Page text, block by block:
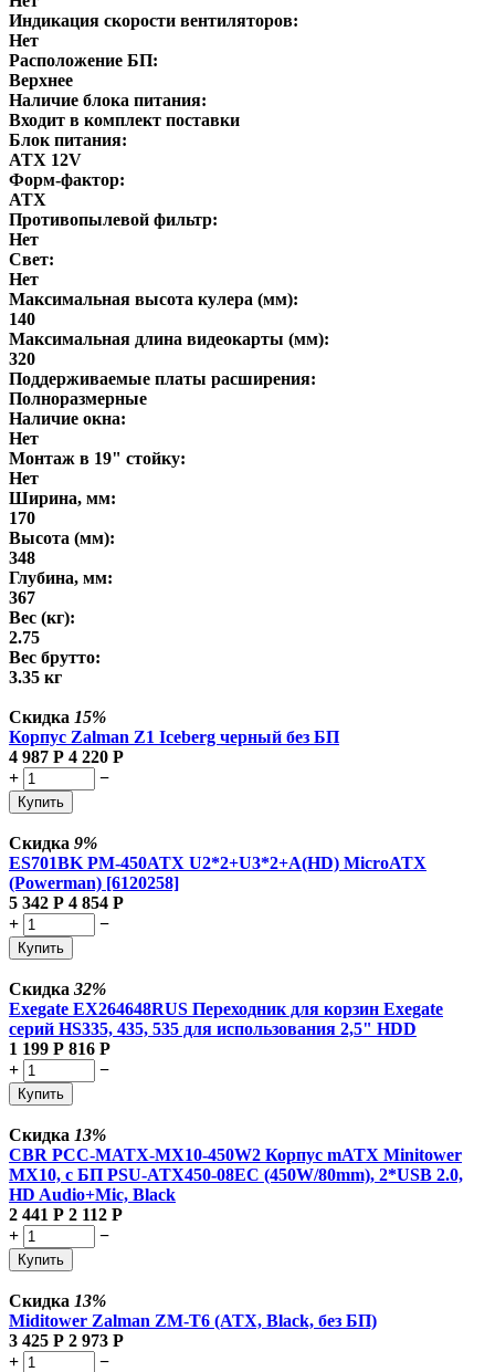
Индикация скорости вентиляторов:
Нет
Расположение БП:
Верхнее
Наличие блока питания:
Входит в комплект поставки
Блок питания:
ATX 12V
Форм-фактор:
ATX
Противопылевой фильтр:
Нет
Свет:
Нет
Максимальная высота кулера (мм):
140
Максимальная длина видеокарты (мм):
320
Поддерживаемые платы расширения:
Полноразмерные
Наличие окна:
Нет
Монтаж в 19" стойку:
Нет
Ширина, мм:
170
Высота (мм):
348
Глубина, мм:
367
Вес (кг):
2.75
Вес брутто:
3.35 кг
Скидка 15%
Корпус Zalman Z1 Iceberg черный без БП
4 987 Р 4 220 Р
+
−
Купить
Скидка 9%
ES701BK PM-450ATX U2*2+U3*2+A(HD) MicroATX
(Powerman) [6120258]
5 342 Р 4 854 Р
+
−
Купить
Скидка 32%
Exegate EX264648RUS Переходник для корзин Exegate
серий HS335, 435, 535 для использования 2,5" HDD
1 199 Р 816 Р
+
−
Купить
Скидка 13%
CBR PCC-MATX-MX10-450W2 Корпус mATX Minitower
MX10, c БП PSU-ATX450-08EC (450W/80mm), 2*USB 2.0,
HD Audio+Mic, Black
2 441 Р 2 112 Р
+
−
Купить
Скидка 13%
Miditower Zalman ZM-T6 (ATX, Black, без БП)
3 425 Р 2 973 Р
+
−